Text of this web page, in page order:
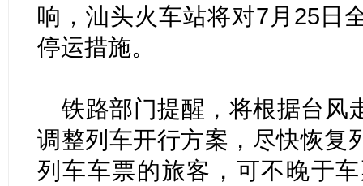
响，汕头火车站将对7月25日
停运措施。
铁路部门提醒，将根据台风
调整列车开行方案，尽快恢复
列车车票的旅客，可不晚于